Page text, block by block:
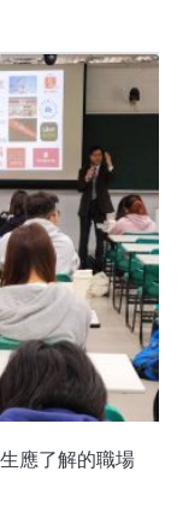
應了解的職場